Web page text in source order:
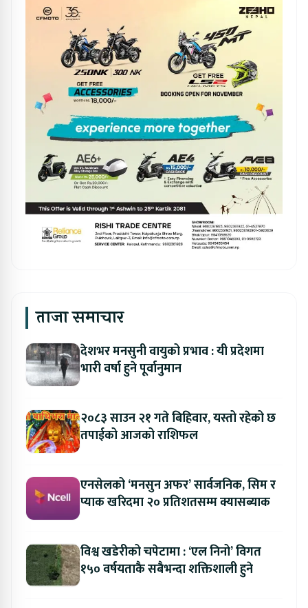
ताजा समाचार
देशभर मनसुनी वायुको प्रभाव : यी प्रदेशमा
भारी वर्षा हुने पूर्वानुमान
२०८३ साउन २१ गते बिहिवार, यस्तो रहेको छ
तपाईको आजको राशिफल
एनसेलको ‘मनसुन अफर’ सार्वजनिक, सिम र
प्याक खरिदमा २० प्रतिशतसम्म क्यासब्याक
विश्व खडेरीको चपेटामा : ‘एल निनो’ विगत
१५० वर्षयताकै सबैभन्दा शक्तिशाली हुने